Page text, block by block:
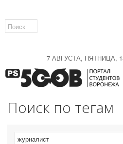
7 АВГУСТА, ПЯТНИЦА,
Поиск по тегам